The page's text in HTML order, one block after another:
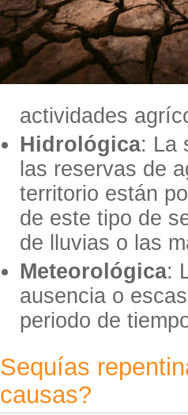
actividades
Hidrológica: La
las reservas de
territorio están
de este tipo de
de lluvias o las
Meteorológica:
ausencia o
periodo de
Sequías
causas?